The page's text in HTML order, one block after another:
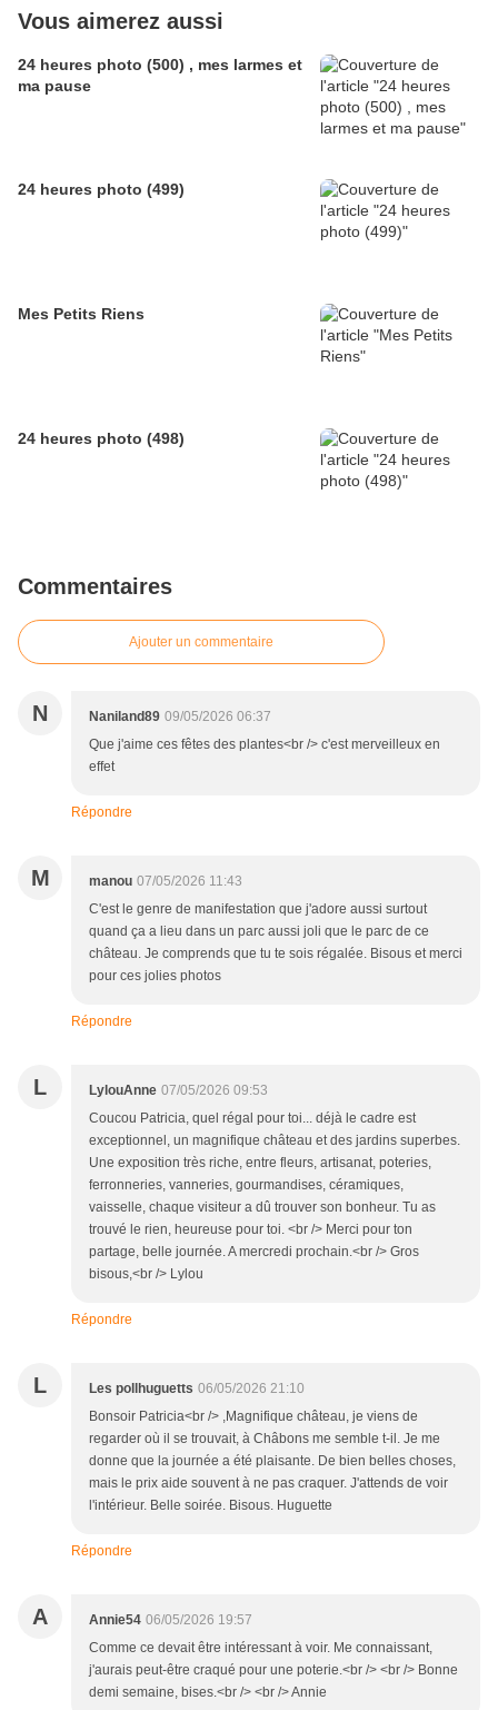
Vous aimerez aussi
24 heures photo (500) , mes larmes et
ma pause
24 heures photo (499)
Mes Petits Riens
24 heures photo (498)
Commentaires
Ajouter un commentaire
N Naniland89 09/05/2026 06:37
Que j'aime ces fêtes des plantes<br /> c'est merveilleux en
effet
Répondre
M manou 07/05/2026 11:43
C'est le genre de manifestation que j'adore aussi surtout
quand ça a lieu dans un parc aussi joli que le parc de ce
château. Je comprends que tu te sois régalée. Bisous et merci
pour ces jolies photos
Répondre
L LylouAnne 07/05/2026 09:53
Coucou Patricia, quel régal pour toi... déjà le cadre est
exceptionnel, un magnifique château et des jardins superbes.
Une exposition très riche, entre fleurs, artisanat, poteries,
ferronneries, vanneries, gourmandises, céramiques,
vaisselle, chaque visiteur a dû trouver son bonheur. Tu as
trouvé le rien, heureuse pour toi. <br /> Merci pour ton
partage, belle journée. A mercredi prochain.<br /> Gros
bisous,<br /> Lylou
Répondre
L Les pollhuguetts 06/05/2026 21:10
Bonsoir Patricia<br /> ,Magnifique château, je viens de
regarder où il se trouvait, à Châbons me semble t-il. Je me
donne que la journée a été plaisante. De bien belles choses,
mais le prix aide souvent à ne pas craquer. J'attends de voir
l'intérieur. Belle soirée. Bisous. Huguette
Répondre
A Annie54 06/05/2026 19:57
Comme ce devait être intéressant à voir. Me connaissant,
j'aurais peut-être craqué pour une poterie.<br /> <br /> Bonne
demi semaine, bises.<br /> <br /> Annie